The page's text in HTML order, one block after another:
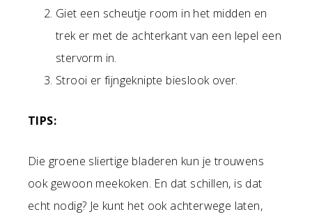
Giet een scheutje room in het midden en
trek er met de achterkant van een lepel een
stervorm in.
Strooi er fijngeknipte bieslook over.
TIPS:
Die groene sliertige bladeren kun je trouwens
ook gewoon meekoken. En dat schillen, is dat
echt nodig? Je kunt het ook achterwege laten,